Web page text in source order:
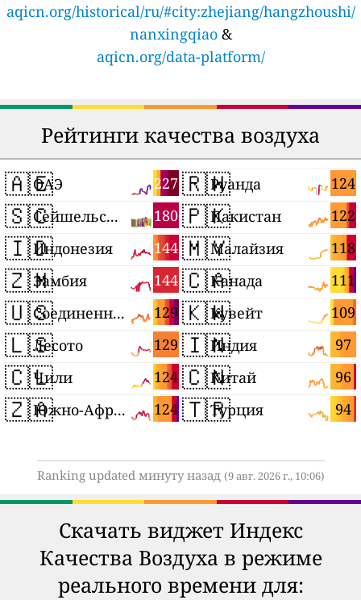
aqicn.org/historical/ru/#city:zhejiang/hangzhoushi/
nanxingqiao&
aqicn.org/data-platform/
Рейтинги качества воздуха
🇦🇪 227
ОАЭ
🇸🇨 180
Сейшельские Острова
🇮🇩 144
Индонезия
🇿🇲 144
Замбия
🇺🇸 129
Соединенные Штаты
🇱🇸 129
Лесото
🇨🇱 124
Чили
🇿🇦 124
Южно-Африканская Республика
🇷🇼 124
Руанда
🇵🇰 122
Пакистан
🇲🇾 118
Малайзия
🇨🇦 111
Канада
🇰🇼 109
Кувейт
🇮🇳 97
Индия
🇨🇳 96
Китай
🇹🇷 94
Турция
Ranking updated минуту назад (9 авг. 2026 г., 10:06)
Скачать виджет Индекс
Качества Воздуха в режиме
реального времени для: